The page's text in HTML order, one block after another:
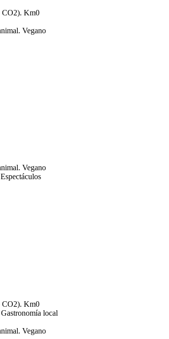
Km0
Vegano
Vegano
Espectáculos
Km0
Gastronomía local
Vegano